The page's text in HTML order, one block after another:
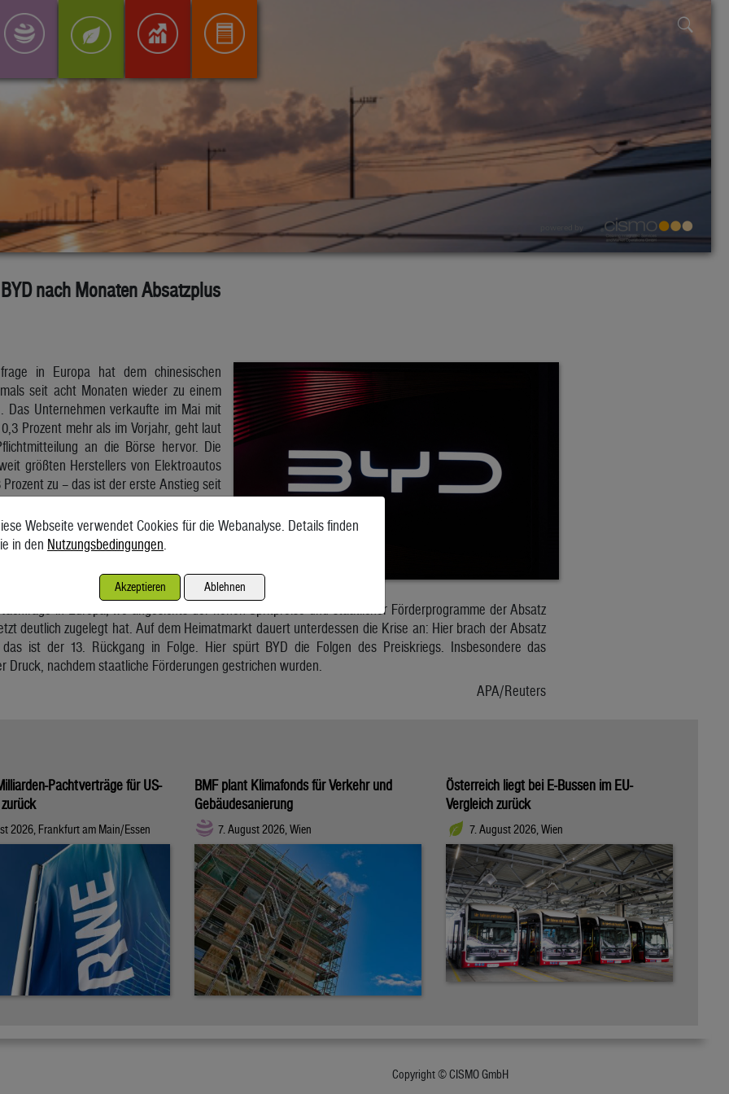
nach Monaten Absatzplus
in Europa hat dem chinesischen
seit acht Monaten wieder zu einem
Das Unternehmen verkaufte im Mai mit
Prozent mehr als im Vorjahr, geht laut
an die Börse hervor. Die
größten Herstellers von Elektroautos
zu – das ist der erste Anstieg seit
ist vor allem ein stärkeres
160.000 Stück verkaufte BYD rund vier
chinesische Autobauer insbesondere
in Europa, wo angesichts der hohen Spritpreise und staatlicher Förderprogramme der Absatz
deutlich zugelegt hat. Auf dem Heimatmarkt dauert unterdessen die Krise an: Hier brach der Absatz
ist der 13. Rückgang in Folge. Hier spürt BYD die Folgen des Preiskriegs. Insbesondere das
Druck, nachdem staatliche Förderungen gestrichen wurden.
APA/Reuters
Pachtverträge für US-
2026, Frankfurt am Main/Essen
BMF plant Klimafonds für Verkehr und
Gebäudesanierung
7. August 2026, Wien
Österreich liegt bei E-Bussen im EU-
Vergleich zurück
7. August 2026, Wien
Copyright © CISMO GmbH
Webseite verwendet Cookies für die Webanalyse. Details finden
in den Nutzungsbedingungen.
Akzeptieren Ablehnen